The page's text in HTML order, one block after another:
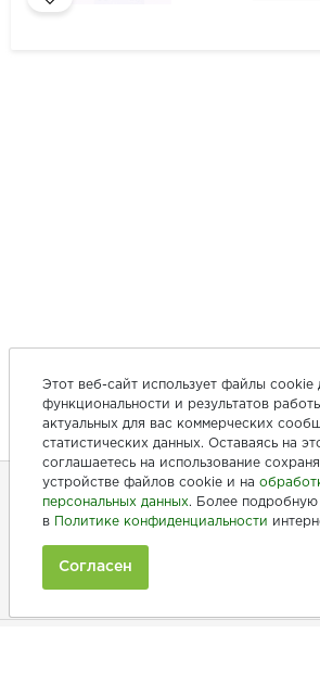
+7 (846) 275-20-10
Этот веб-сайт использует файлы cookie
функциональности и результатов
актуальных для вас коммерческих
статистических данных. Оставаясь на
соглашаетесь на использование
устройстве файлов cookie и на
персональных данных. Более
в
Политике конфиденциальности
Согласен